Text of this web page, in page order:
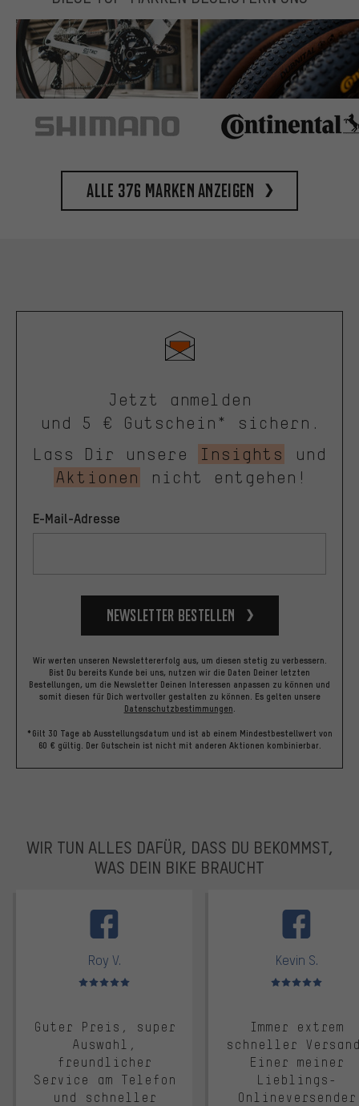
Alle 376 Marken anzeigen
Jetzt anmelden
und 5 € Gutschein* sichern.
Lass Dir unsere
Insights
und
Aktionen
nicht entgehen!
E-Mail-Adresse
Newsletter bestellen
Wir werten unseren Newslettererfolg aus, um diesen stetig zu verbessern.
Bist Du bereits Kunde bei uns, nutzen wir die Daten Deiner letzten
Bestellungen, um die Newsletter Deinen Interessen anpassen zu können und
somit diesen für Dich wertvoller gestalten zu können. Es gelten unsere
Datenschutzbestimmungen.
*Gilt 30 Tage ab Ausstellungsdatum und ist ab einem Mindestbestellwert von
60 € gültig. Der Gutschein ist nicht mit anderen Aktionen kombinierbar.
WIR TUN ALLES DAFÜR, DASS DU BEKOMMST,
WAS DEIN BIKE BRAUCHT
Roy V.
Bewertungen: 5 von 5
Guter Preis, super
Auswahl,
freundlicher
Service am Telefon
und schneller
Kevin S.
Bewertungen: 5 von 5
Immer extrem
schneller
Einer meiner
Lieblings-
Onlineversender